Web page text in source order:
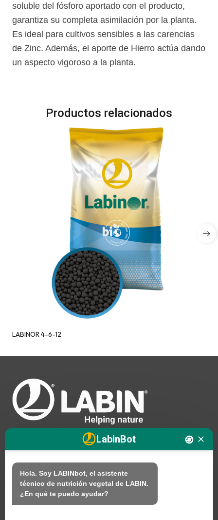
soluble del fósforo aportado con el producto,
garantiza su completa asimilación por la planta.
Es ideal para cultivos sensibles a las carencias
de Zinc. Además, el aporte de Hierro actúa dando
un aspecto vigoroso a la planta.
Productos relacionados
LABINOR 4-6-12
Nosotros
Productos
LabinBot
Hola. Soy LABINbot, el asistente
técnico de nutrición vegetal de LABIN.
¿En qué te puedo ayudar?